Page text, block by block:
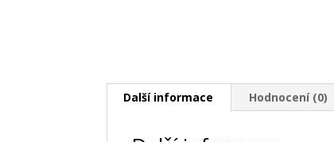
Další informace Hodnocení (0)